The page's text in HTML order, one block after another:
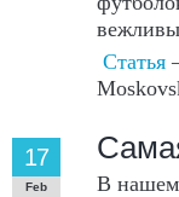
Статья
17
Feb
В нашем